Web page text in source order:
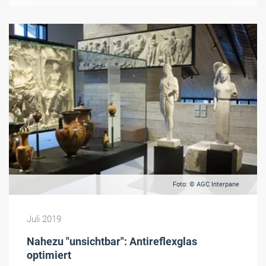
Foto: © AGC Interpane
Juli 2019
Nahezu "unsichtbar": Antireflexglas
optimiert